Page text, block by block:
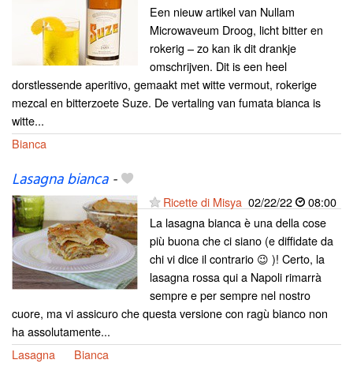
Een nieuw artikel van Nullam
Microwaveum Droog, licht bitter en
rokerig – zo kan ik dit drankje
omschrijven. Dit is een heel
dorstlessende aperitivo, gemaakt met witte vermout, rokerige
mezcal en bitterzoete Suze. De vertaling van fumata bianca is
witte...
Bianca
Lasagna bianca-
Ricette di Misya 02/22/22
08:00
La lasagna bianca è una della cose
più buona che ci siano (e diffidate da
chi vi dice il contrario 😉 )! Certo, la
lasagna rossa qui a Napoli rimarrà
sempre e per sempre nel nostro
cuore, ma vi assicuro che questa versione con ragù bianco non
ha assolutamente...
Lasagna
Bianca